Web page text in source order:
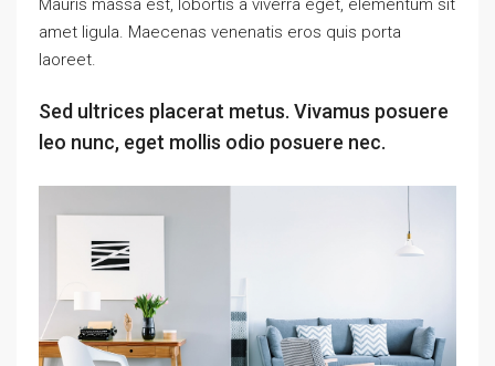
Mauris massa est, lobortis a viverra eget, elementum sit
amet ligula. Maecenas venenatis eros quis porta
laoreet.
Sed ultrices placerat metus. Vivamus posuere
leo nunc, eget mollis odio posuere nec.